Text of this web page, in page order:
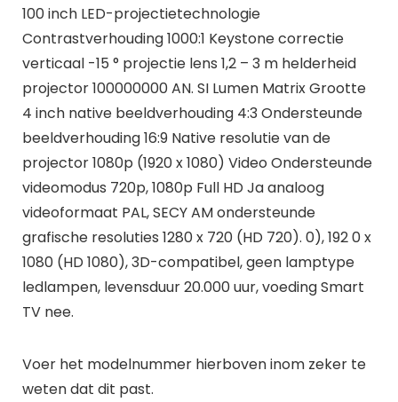
100 inch LED-projectietechnologie
Contrastverhouding 1000:1 Keystone correctie
verticaal -15 ° projectie lens 1,2 – 3 m helderheid
projector 100000000 AN. SI Lumen Matrix Grootte
4 inch native beeldverhouding 4:3 Ondersteunde
beeldverhouding 16:9 Native resolutie van de
projector 1080p (1920 x 1080) Video Ondersteunde
videomodus 720p, 1080p Full HD Ja analoog
videoformaat PAL, SECY AM ondersteunde
grafische resoluties 1280 x 720 (HD 720). 0), 192 0 x
1080 (HD 1080), 3D-compatibel, geen lamptype
ledlampen, levensduur 20.000 uur, voeding Smart
TV nee.
Voer het modelnummer hierboven inom zeker te
weten dat dit past.